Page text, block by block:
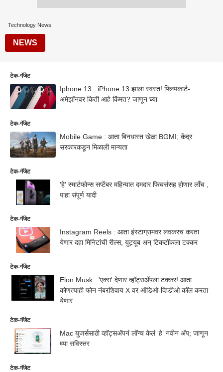
Technology News
NEWS
टेक-गॅजेट
Iphone 13 : iPhone 13 झाला स्वस्त! फ्लिपकार्ट-
अमेझॉनवर किती आहे किंमत? जाणून घ्या
टेक-गॅजेट
Mobile Game : आता बिनधास्त खेळा BGMI; केंद्र
सरकारकडून मिळाली मान्यता
टेक-गॅजेट
'हे' स्मार्टफोन्स सप्टेंबर महिन्यात दमदार फिचर्ससह होणार लाँच ,
पाहा संपूर्ण यादी
टेक-गॅजेट
Instagram Reels : आता इंस्टाग्रामवर लवकरच करता
येणार दहा मिनिटांची रील्स, युट्यूब अन् टिकटॉकला टक्कर
टेक-गॅजेट
Elon Musk : 'एक्स' देणार व्हॉट्सअ‍ॅपला टक्कर! आता
कोणत्याही फोन नंबरशिवाय X वर ऑडिओ-व्हिडीओ कॉल करता
येणार
टेक-गॅजेट
Mac युजर्ससाठी व्हॉट्सअ‍ॅपनं लॉन्च केलं ‘हे’ नवीन अ‍ॅप; जाणून
घ्या सविस्तर
टेक-गॅजेट